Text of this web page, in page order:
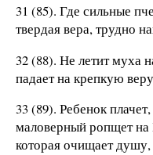
31 (85). Где сильные
твердая вера, трудно
32 (88). Не летит муха
падает на крепкую
33 (89). Ребенок
маловерный ропщет на
которая очищает душу,